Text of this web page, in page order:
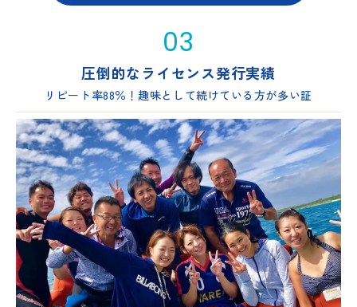
03
圧倒的なライセンス発行実績
リピート率88％！趣味として続けている方が多い証